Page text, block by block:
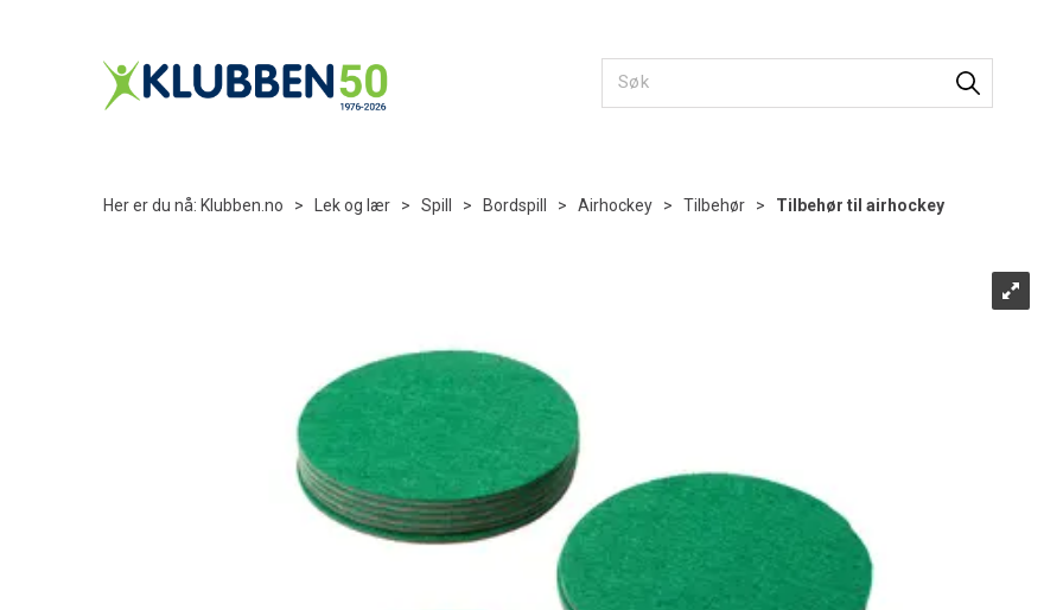
Her er du nå: Klubben.no > Lek og lær > Spill > Bordspill > Airhockey > Tilbehør > Tilbehør til airhockey